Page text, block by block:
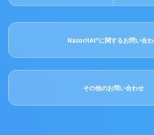
NazoritAI®に関するお問い合
その他のお問い合わせ